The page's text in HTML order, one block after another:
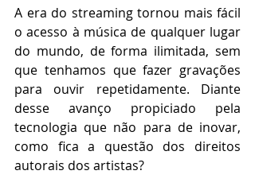
A era do streaming tornou mais fácil
o acesso à música de qualquer lugar
do mundo, de forma ilimitada, sem
que tenhamos que fazer gravações
para ouvir repetidamente. Diante
desse avanço propiciado pela
tecnologia que não para de inovar,
como fica a questão dos direitos
autorais dos artistas?